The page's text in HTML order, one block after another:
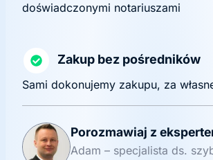
doświadczonymi notariuszami
Zakup bez pośredników
Sami dokonujemy zakupu, za
Porozmawiaj z
Adam – specjalista ds.